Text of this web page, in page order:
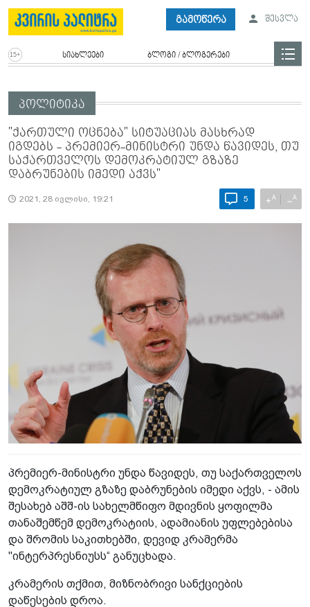
გამოწერა შესვლა
სიახლეები ბლოგი / ბლოგერები
პოლიტიკა
"ქართული ოცნება" სიტუაციას მასხრად
იგდებს - პრემიერ-მინისტრი უნდა წავიდეს, თუ
საქართველოს დემოკრატიულ გზაზე
დაბრუნების იმედი აქვს"
2021, 28 ივლისი, 19:21 5 +A −A
პრემიერ-მინისტრი უნდა წავიდეს, თუ საქართველოს
დემოკრატიულ გზაზე დაბრუნების იმედი აქვს, - ამის
შესახებ აშშ-ის სახელმწიფო მდივნის ყოფილმა
თანაშემწემ დემოკრატიის, ადამიანის უფლებებისა
და შრომის საკითხებში, დევიდ კრამერმა
"ინტერპრესნიუსს“ განუცხადა.
კრამერის თქმით, მიზნობრივი სანქციების
დაწესების დროა.